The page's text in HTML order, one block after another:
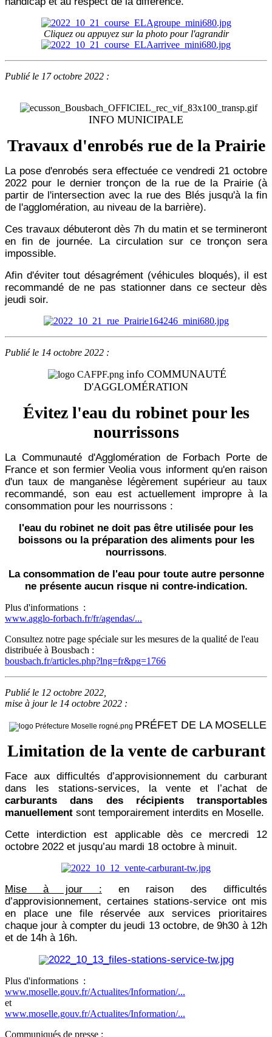
Cliquez ou appuyez sur la photo pour l'agrandir
Publié le 17 octobre 2022 :
INFO MUNICIPALE
Travaux d'enrobés rue de la Prairie
La pose d'enrobés sera effectuée ce vendredi 21 octobre
2022 pour le dernier tronçon de la rue de la Prairie (à
partir de l'intersection avec la rue des Blés jusqu'à la fin
de l'agglomération, au niveau de la barrière).
Ces travaux débuteront dès 7h du matin et se termineront
en fin de journée. La circulation sur ce tronçon sera
impossible.
Afin d'éviter tout désagrément (véhicules bloqués), il est
recommandé de ne pas stationner dans ce secteur dès
jeudi soir.
Publié le 14 octobre 2022 :
info COMMUNAUTÉ
D'AGGLOMÉRATION
Évitez l'eau du robinet pour les
nourrissons
La Communauté d'Agglomération de Forbach Porte de
France et son fermier Veolia vous informent qu'en raison
d'un taux de manganèse légèrement supérieur au taux
recommandé, son eau est actuellement impropre à la
consommation pour les nourrissons :
l'eau du robinet ne doit pas être utilisée pour les
boissons ou la préparation des aliments pour les
nourrissons.
La consommation de l'eau pour toute autre personne
ne présente aucun risque ni contre-indication.
Plus d'informations :
www.agglo-forbach.fr/fr/agendas/...
Consultez notre page spéciale sur les mesures de la qualité de l'eau
distribuée à Bousbach :
bousbach.fr/articles.php?lng=fr&pg=1766
Publié le 12 octobre 2022,
mise à jour le 14 octobre 2022 :
PRÉFET DE LA MOSELLE
Limitation de la vente de carburant
Face aux difficultés d’approvisionnement du carburant
dans les stations-services, la vente et l’achat de
carburants dans des récipients transportables
manuellement sont temporairement interdits en Moselle.
Cette interdiction est applicable dès ce mercredi 12
octobre 2022 et jusqu’au mardi 18 octobre à minuit.
Mise à jour : en raison des difficultés
d’approvisionnement, certaines stations-service ont mis
en place une file réservée aux services prioritaires
chaque jour à compter du jeudi 13 octobre, de 9h30 à 12h
et de 14h à 16h.
Plus d'informations :
www.moselle.gouv.fr/Actualites/Information/...
et
www.moselle.gouv.fr/Actualites/Information/...
Communiqués de presse :